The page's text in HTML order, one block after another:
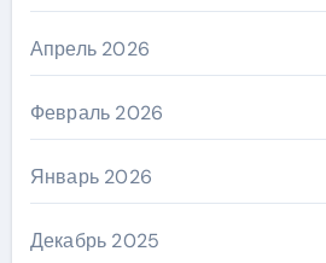
Апрель 2026
Февраль 2026
Январь 2026
Декабрь 2025